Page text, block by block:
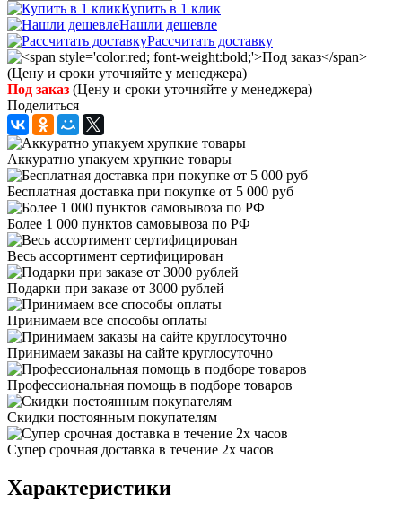
Купить в 1 клик
Нашли дешевле
Рассчитать доставку
Под заказ (Цену и сроки уточняйте у менеджера)
Поделиться
Аккуратно упакуем хрупкие товары
Бесплатная доставка при покупке от 5 000 руб
Более 1 000 пунктов самовывоза по РФ
Весь ассортимент сертифицирован
Подарки при заказе от 3000 рублей
Принимаем все способы оплаты
Принимаем заказы на сайте круглосуточно
Профессиональная помощь в подборе товаров
Скидки постоянным покупателям
Супер срочная доставка в течение 2х часов
Характеристики